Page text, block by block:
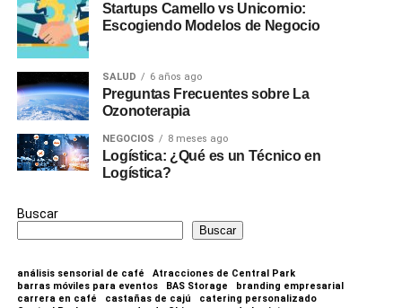
Startups Camello vs Unicornio:
Escogiendo Modelos de Negocio
SALUD 6 años ago
Preguntas Frecuentes sobre La
Ozonoterapia
NEGOCIOS 8 meses ago
Logística: ¿Qué es un Técnico en
Logística?
Buscar
Buscar
análisis sensorial de café
Atracciones de Central Park
barras móviles para eventos
BAS Storage
branding empresarial
carrera en café
castañas de cajú
catering personalizado